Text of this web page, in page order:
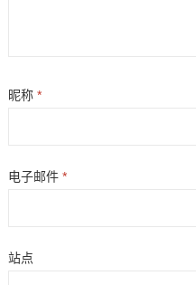
昵称 *
电子邮件 *
站点